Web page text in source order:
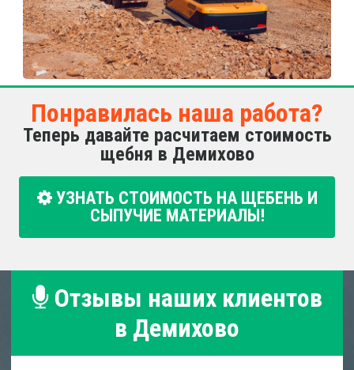
Понравилась наша работа?
Теперь давайте расчитаем стоимость
щебня в Демихово
УЗНАТЬ СТОИМОСТЬ НА ЩЕБЕНЬ И
СЫПУЧИЕ МАТЕРИАЛЫ!
Отзывы наших клиентов
в Демихово